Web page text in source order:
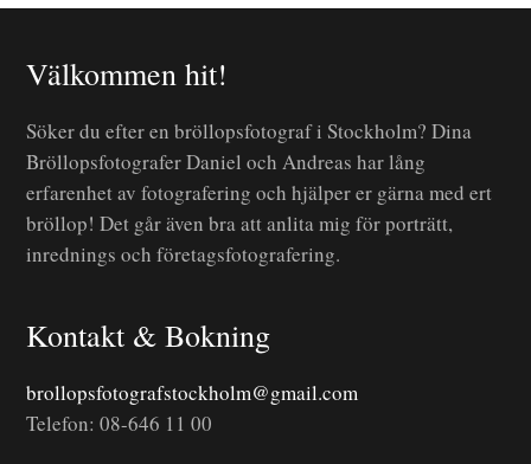
Välkommen hit!
Söker du efter en bröllopsfotograf i Stockholm? Dina
Bröllopsfotografer Daniel och Andreas har lång
erfarenhet av fotografering och hjälper er gärna med ert
bröllop! Det går även bra att anlita mig för porträtt,
inrednings och företagsfotografering.
Kontakt & Bokning
brollopsfotografstockholm@gmail.com
Telefon: 08-646 11 00